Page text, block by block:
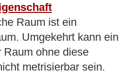
Raum ist ein
Umgekehrt kann ein
Raum ohne diese
metrisierbar sein.